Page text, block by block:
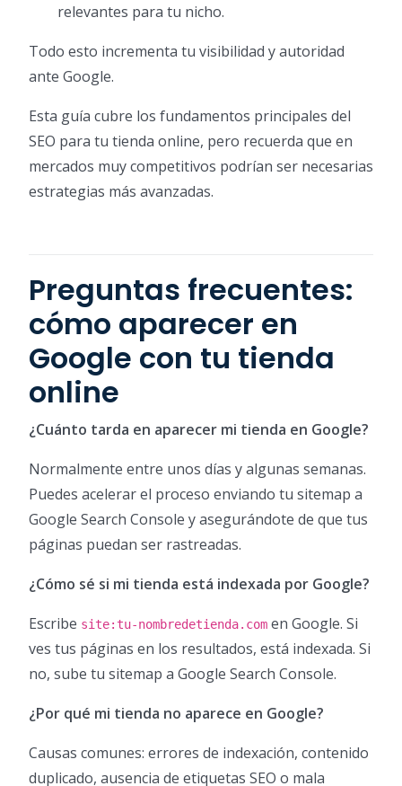
relevantes para tu nicho.
Todo esto incrementa tu visibilidad y autoridad
ante Google.
Esta guía cubre los fundamentos principales del
SEO para tu tienda online, pero recuerda que en
mercados muy competitivos podrían ser necesarias
estrategias más avanzadas.
Preguntas frecuentes:
cómo aparecer en
Google con tu tienda
online
¿Cuánto tarda en aparecer mi tienda en Google?
Normalmente entre unos días y algunas semanas.
Puedes acelerar el proceso enviando tu sitemap a
Google Search Console y asegurándote de que tus
páginas puedan ser rastreadas.
¿Cómo sé si mi tienda está indexada por Google?
Escribe site:tu-nombredetienda.com en Google. Si
ves tus páginas en los resultados, está indexada. Si
no, sube tu sitemap a Google Search Console.
¿Por qué mi tienda no aparece en Google?
Causas comunes: errores de indexación, contenido
duplicado, ausencia de etiquetas SEO o mala